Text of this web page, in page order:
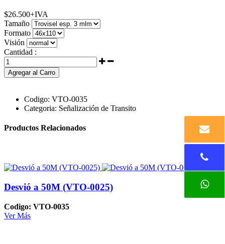
$26.500+IVA
Tamaño
Formato
Visión
Cantidad :
Agregar al Carro
Codigo: VTO-0035
Categoria: Señalización de Transito
Productos Relacionados
Desvió a 50M (VTO-0025)
Codigo: VTO-0035
Ver Más